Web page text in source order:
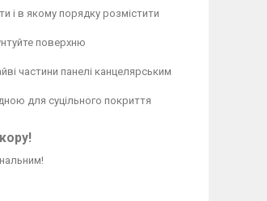
і в якому порядку розмістити
поверхню
частини панелі канцелярським
для суцільного покриття